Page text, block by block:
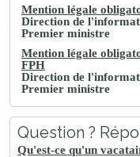
Mention légale
Direction de
Premier ministre
Mention légale
FPH
Direction de
Premier ministre
Question ?
Qu'est-ce qu'un